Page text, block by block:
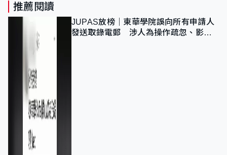
推薦閱讀
JUPAS放榜｜東華學院誤向所有申請人
發送取錄電郵 涉人為操作疏忽、影響